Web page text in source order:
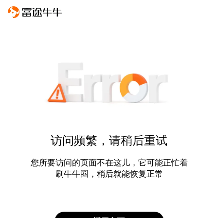
访问频繁，请稍后重试
您所要访问的页面不在这儿，它可能正忙着
刷牛牛圈，稍后就能恢复正常